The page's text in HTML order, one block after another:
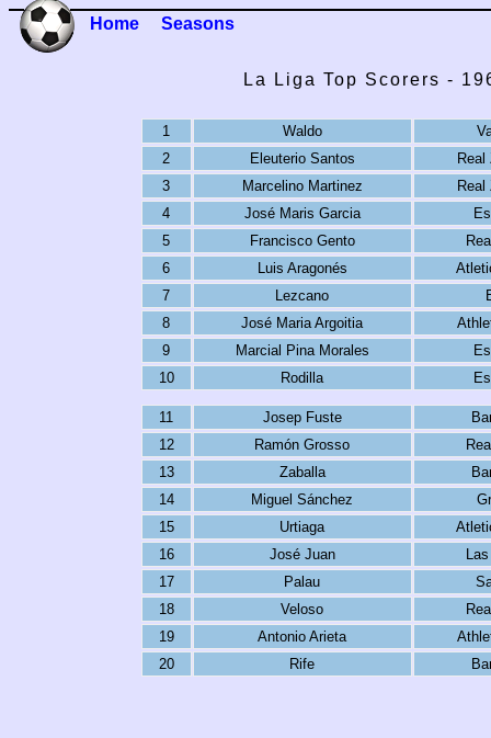
Home Seasons
La Liga Top Scorers -
1 Waldo
2
Eleuterio Santos
Real
3
Marcelino Martinez
Real
4
José Maris Garcia
5
Francisco Gento
6
Luis Aragonés
7
Lezcano
8
José Maria Argoitia
9
Marcial Pina Morales
10
Rodilla
11 Josep Fuste
12
Ramón Grosso
13
Zaballa
14
Miguel Sánchez
15
Urtiaga
16
José Juan
17
Palau
18
Veloso
19
Antonio Arieta
20
Rife